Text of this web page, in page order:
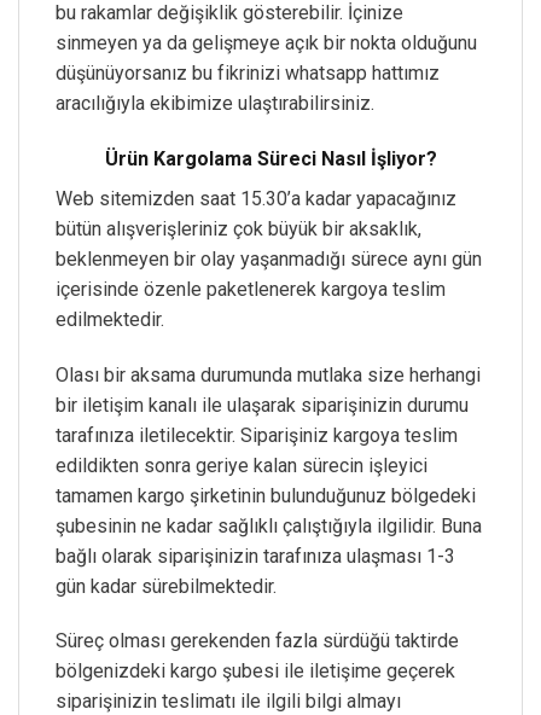
bu rakamlar değişiklik gösterebilir. İçinize
sinmeyen ya da gelişmeye açık bir nokta olduğunu
düşünüyorsanız bu fikrinizi whatsapp hattımız
aracılığıyla ekibimize ulaştırabilirsiniz.
Ürün Kargolama Süreci Nasıl İşliyor?
Web sitemizden saat 15.30’a kadar yapacağınız
bütün alışverişleriniz çok büyük bir aksaklık,
beklenmeyen bir olay yaşanmadığı sürece aynı gün
içerisinde özenle paketlenerek kargoya teslim
edilmektedir.
Olası bir aksama durumunda mutlaka size herhangi
bir iletişim kanalı ile ulaşarak siparişinizin durumu
tarafınıza iletilecektir. Siparişiniz kargoya teslim
edildikten sonra geriye kalan sürecin işleyici
tamamen kargo şirketinin bulunduğunuz bölgedeki
şubesinin ne kadar sağlıklı çalıştığıyla ilgilidir. Buna
bağlı olarak siparişinizin tarafınıza ulaşması 1-3
gün kadar sürebilmektedir.
Süreç olması gerekenden fazla sürdüğü taktirde
bölgenizdeki kargo şubesi ile iletişime geçerek
siparişinizin teslimatı ile ilgili bilgi almayı